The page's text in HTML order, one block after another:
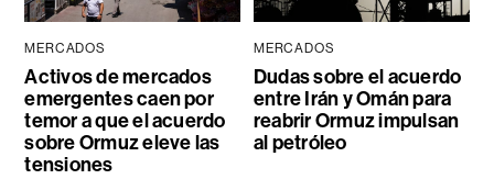
MERCADOS
Activos de mercados
emergentes caen por
temor a que el acuerdo
sobre Ormuz eleve las
tensiones
MERCADOS
Dudas sobre el acuerdo
entre Irán y Omán para
reabrir Ormuz impulsan
al petróleo